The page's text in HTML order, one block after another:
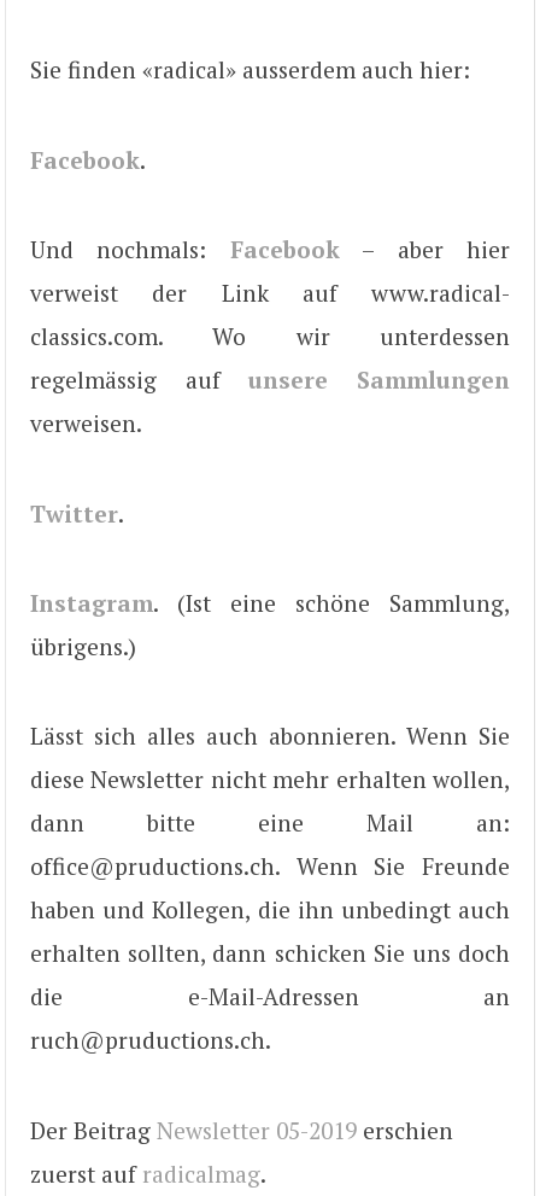
Sie finden «radical» ausserdem auch hier:
Facebook.
Und nochmals: Facebook– aber hier
verweist der Link auf www.radical-
classics.com. Wo wir unterdessen
regelmässig aufunsere Sammlungen
verweisen.
Twitter.
Instagram. (Ist eine schöne Sammlung,
übrigens.)
Lässt sich alles auch abonnieren. Wenn Sie
diese Newsletter nicht mehr erhalten wollen,
dann bitte eine Mail an:
office@pruductions.ch. Wenn Sie Freunde
haben und Kollegen, die ihn unbedingt auch
erhalten sollten, dann schicken Sie uns doch
die e-Mail-Adressen an
ruch@pruductions.ch.
Der Beitrag Newsletter 05-2019 erschien
zuerst auf radicalmag.